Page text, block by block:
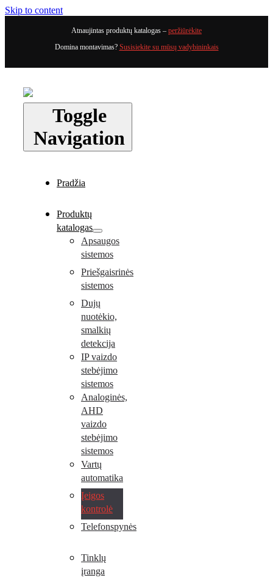
Skip to content
Atnaujintas produktų katalogas – peržiūrėkite
Domina montavimas? Susisiekite su mūsų vadybininkais
Toggle
Navigation
Pradžia
Produktų
katalogas
Apsaugos
sistemos
Priešgaisrinės
sistemos
Dujų
nuotėkio,
smalkių
detekcija
IP vaizdo
stebėjimo
sistemos
Analoginės,
AHD
vaizdo
stebėjimo
sistemos
Vartų
automatika
Įeigos
kontrolė
Telefonspynės
Tinklų
įranga